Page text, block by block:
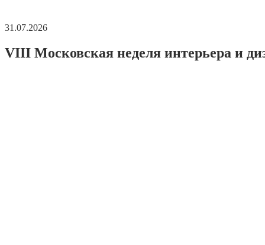
31.07.2026
VIII Московская неделя интерьера и